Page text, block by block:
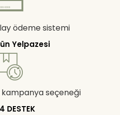
ödeme sistemi
Yelpazesi
seçeneği
DESTEK